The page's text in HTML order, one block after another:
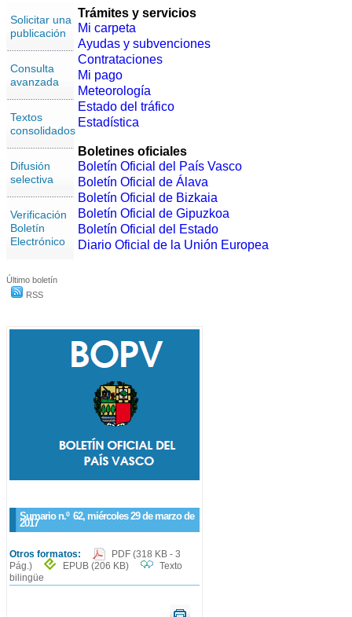
Solicitar una
publicación
Consulta
avanzada
Textos
consolidados
Difusión
selectiva
Verificación
Boletín
Electrónico
Último boletín
RSS
Sumario n.º 62, miércoles 29 de marzo de
2017
Otros formatos: PDF (318 KB - 3
Pág.)
EPUB (206 KB)
Texto
bilingüe
Trámites y servicios
Mi carpeta
Ayudas y subvenciones
Contrataciones
Mi pago
Meteorología
Estado del tráfico
Estadística
Boletines oficiales
Boletín Oficial del País Vasco
Boletín Oficial de Álava
Boletín Oficial de Bizkaia
Boletín Oficial de Gipuzkoa
Boletín Oficial del Estado
Diario Oficial de la Unión Europea